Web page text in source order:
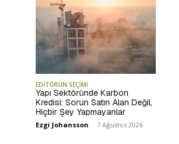
EDİTÖRÜN SEÇİMİ
Yapı Sektöründe Karbon
Kredisi: Sorun Satın Alan Değil,
Hiçbir Şey Yapmayanlar
Ezgi Johansson - 7 Ağustos 2026